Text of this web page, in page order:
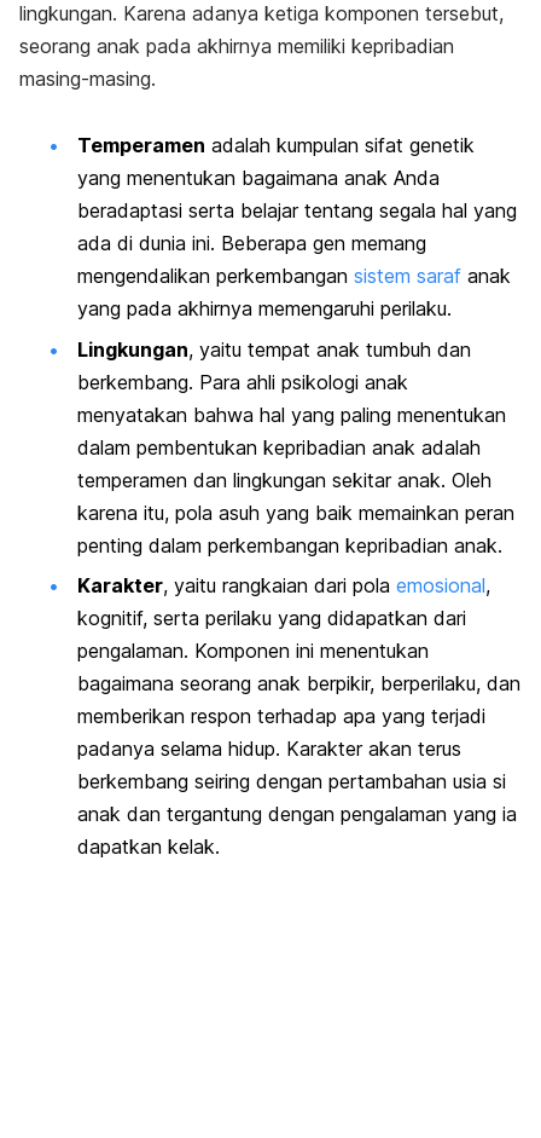
lingkungan. Karena adanya ketiga komponen tersebut,
seorang anak pada akhirnya memiliki kepribadian
masing-masing.
Temperamen adalah kumpulan sifat genetik
yang menentukan bagaimana anak Anda
beradaptasi serta belajar tentang segala hal yang
ada di dunia ini. Beberapa gen memang
mengendalikan perkembangan sistem saraf anak
yang pada akhirnya memengaruhi perilaku.
Lingkungan, yaitu tempat anak tumbuh dan
berkembang. Para ahli psikologi anak
menyatakan bahwa hal yang paling menentukan
dalam pembentukan kepribadian anak adalah
temperamen dan lingkungan sekitar anak. Oleh
karena itu, pola asuh yang baik memainkan peran
penting dalam perkembangan kepribadian anak.
Karakter, yaitu rangkaian dari pola emosional,
kognitif, serta perilaku yang didapatkan dari
pengalaman. Komponen ini menentukan
bagaimana seorang anak berpikir, berperilaku, dan
memberikan respon terhadap apa yang terjadi
padanya selama hidup. Karakter akan terus
berkembang seiring dengan pertambahan usia si
anak dan tergantung dengan pengalaman yang ia
dapatkan kelak.